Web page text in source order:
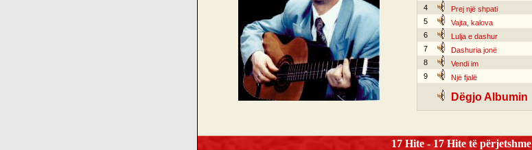
4
Prej një shpati
5
Vajta, kalova
6
Lulja e dashur
7
Dashuria jonë
8
Vendi im
9
Një fjalë
Dëgjo Albumin
17 Hite - 17 Hite të përjetshme